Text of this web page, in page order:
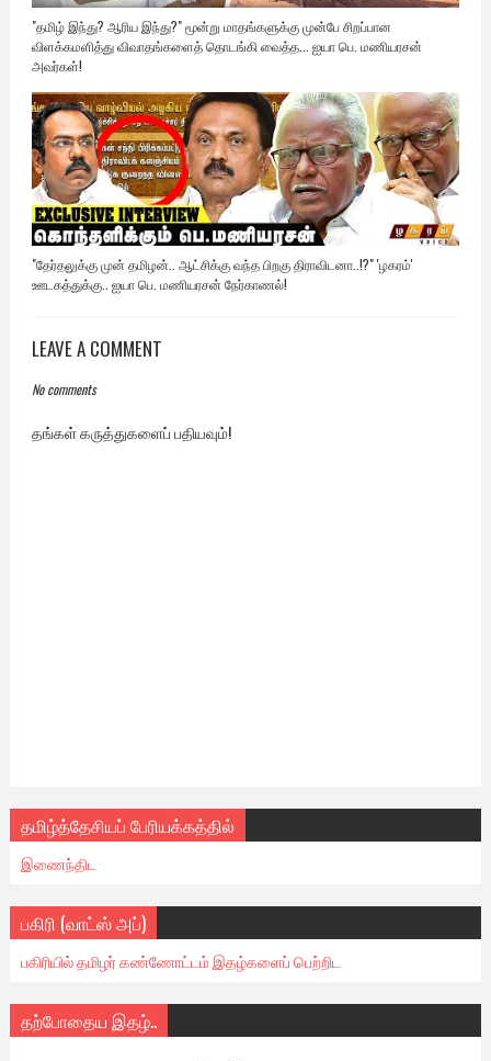
"தமிழ் இந்து? ஆரிய இந்து?" மூன்று மாதங்களுக்கு முன்பே சிறப்பான
விளக்கமளித்து விவாதங்களைத் தொடங்கி வைத்த... ஐயா பெ. மணியரசன்
அவர்கள்!
"தேர்தலுக்கு முன் தமிழன்.. ஆட்சிக்கு வந்த பிறகு திராவிடனா..!?" 'ழகரம்'
ஊடகத்துக்கு.. ஐயா பெ. மணியரசன் நேர்காணல்!
LEAVE A COMMENT
No comments
தங்கள் கருத்துகளைப் பதியவும்!
தமிழ்த்தேசியப் பேரியக்கத்தில்
இணைந்திட
பகிரி (வாட்ஸ் அப்)
பகிரியில் தமிழர் கண்ணோட்டம் இதழ்களைப் பெற்றிட
தற்போதைய இதழ்..